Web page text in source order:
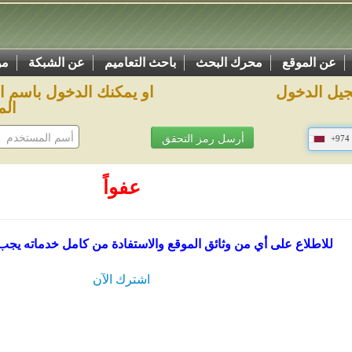
عن الموقع محرك البحث باحث التعاميم عن الشبكة
الدخول
او يمكنك الدخول
+974
عفواً
للاطلاع على أي من وثائق الموقع والاستفادة من كامل خدماته
اشترك الآن